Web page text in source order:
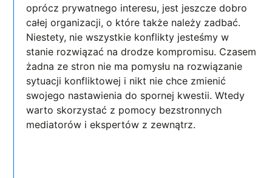
oprócz prywatnego interesu, jest jeszcze dobro
całej organizacji, o które także należy zadbać.
Niestety, nie wszystkie konflikty jesteśmy w
stanie rozwiązać na drodze kompromisu. Czasem
żadna ze stron nie ma pomysłu na rozwiązanie
sytuacji konfliktowej i nikt nie chce zmienić
swojego nastawienia do spornej kwestii. Wtedy
warto skorzystać z pomocy bezstronnych
mediatorów i ekspertów z zewnątrz.